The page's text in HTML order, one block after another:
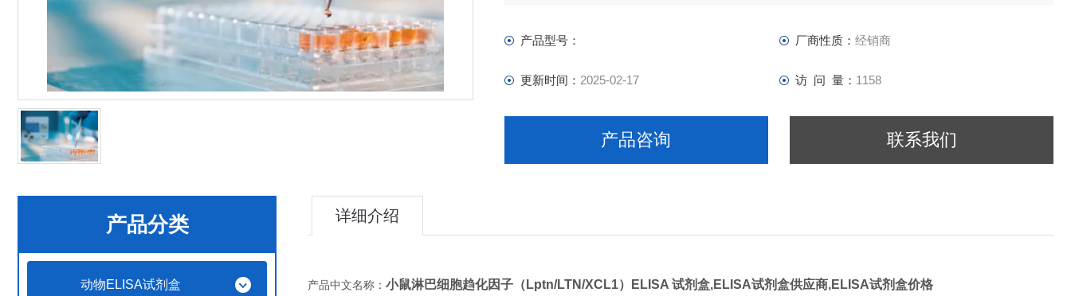
产品型号： 厂商性质： 经销商
更新时间： 2025-02-17 访 问 量： 1158
产品咨询 联系我们
产品分类
动物ELISA试剂盒
详细介绍
产品中文名称： 小鼠淋巴细胞趋化因子（Lptn/LTN/XCL1）ELISA 试剂盒,ELISA试剂盒供应商,ELISA试剂盒价格